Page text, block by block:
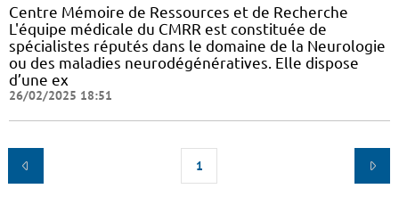
Centre Mémoire de Ressources et de Recherche
L'équipe médicale du CMRR est constituée de
spécialistes réputés dans le domaine de la Neurologie
ou des maladies neurodégénératives. Elle dispose
d’une ex
26/02/2025 18:51
1